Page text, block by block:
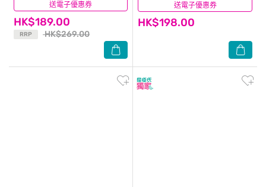
送電子優惠券
HK$189.00
RRP HK$269.00
(4) 送電子優惠券
HK$198.00
(0)